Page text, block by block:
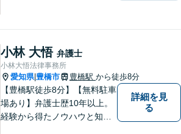
小林 大悟 弁護士
小林大悟法律事務所
愛知県| 豊橋市 豊橋駅 から徒歩8分
【豊橋駅徒歩8分】【無料駐車
場あり】弁護士歴10年以上。
経験から得たノウハウと知見
詳細を見
る